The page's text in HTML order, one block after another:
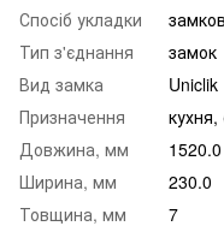
Спосіб укладки
Тип з'єднання
замок
Вид замка
Uniclik
Призначення
Довжина, мм
1520.0
Ширина, мм
230.0
Товщина, мм
7